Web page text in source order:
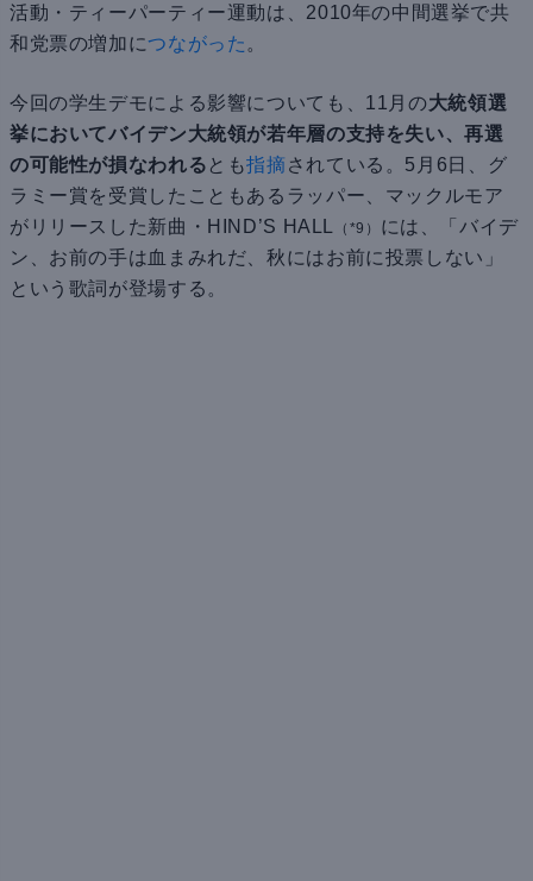
活動・ティーパーティー運動は、2010年の中間選挙で共
和党票の増加につながった 。
今回の学生デモによる影響についても、11月の大統領選
挙においてバイデン大統領が若年層の支持を失い、再選
の可能性が損なわれる とも指摘 されている。5月6日、グ
ラミー賞を受賞したこともあるラッパー、マックルモア
がリリースした新曲・HIND’S HALL
（*9）
には、「バイデ
ン、お前の手は血まみれだ、秋にはお前に投票しない」
という歌詞が登場する。